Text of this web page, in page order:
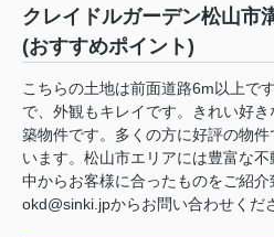
クレイドルガーデン松山市
(おすすめポイント)
こちらの土地は前面道路6m以上で
で、外観もキレイです。きれい好
築物件です。多くの方に好評の物
います。松山市エリアには豊富な
中からお客様に合ったものをご紹
okd@sinki.jpからお問い合わせくだ